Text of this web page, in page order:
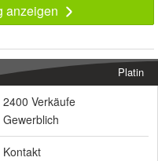
anzeigen
Platin
2400 Verkäufe
Gewerblich
Kontakt